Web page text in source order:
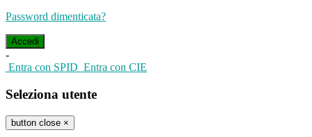
Password dimenticata?
-
Entra con SPID Entra con CIE
Seleziona utente
button close ×